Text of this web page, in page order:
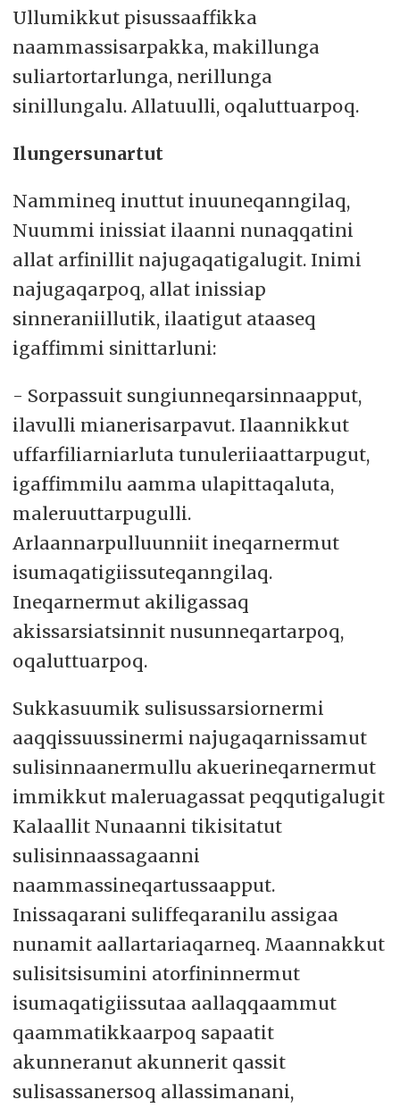
Ullumikkut pisussaaffikka
naammassisarpakka, makillunga
suliartortarlunga, nerillunga
sinillungalu. Allatuulli, oqaluttuarpoq.
Ilungersunartut
Nammineq inuttut inuuneqanngilaq,
Nuummi inissiat ilaanni nunaqqatini
allat arfinillit najugaqatigalugit. Inimi
najugaqarpoq, allat inissiap
sinneraniillutik, ilaatigut ataaseq
igaffimmi sinittarluni:
- Sorpassuit sungiunneqarsinnaapput,
ilavulli mianerisarpavut. Ilaannikkut
uffarfiliarniarluta tunuleriiaattarpugut,
igaffimmilu aamma ulapittaqaluta,
maleruuttarpugulli.
Arlaannarpulluunniit ineqarnermut
isumaqatigiissuteqanngilaq.
Ineqarnermut akiligassaq
akissarsiatsinnit nusunneqartarpoq,
oqaluttuarpoq.
Sukkasuumik sulisussarsiornermi
aaqqissuussinermi najugaqarnissamut
sulisinnaanermullu akuerineqarnermut
immikkut maleruagassat peqqutigalugit
Kalaallit Nunaanni tikisitatut
sulisinnaassagaanni
naammassineqartussaapput.
Inissaqarani suliffeqaranilu assigaa
nunamit aallartariaqarneq. Maannakkut
sulisitsisumini atorfininnermut
isumaqatigiissutaa aallaqqaammut
qaammatikkaarpoq sapaatit
akunneranut akunnerit qassit
sulisassanersoq allassimanani,